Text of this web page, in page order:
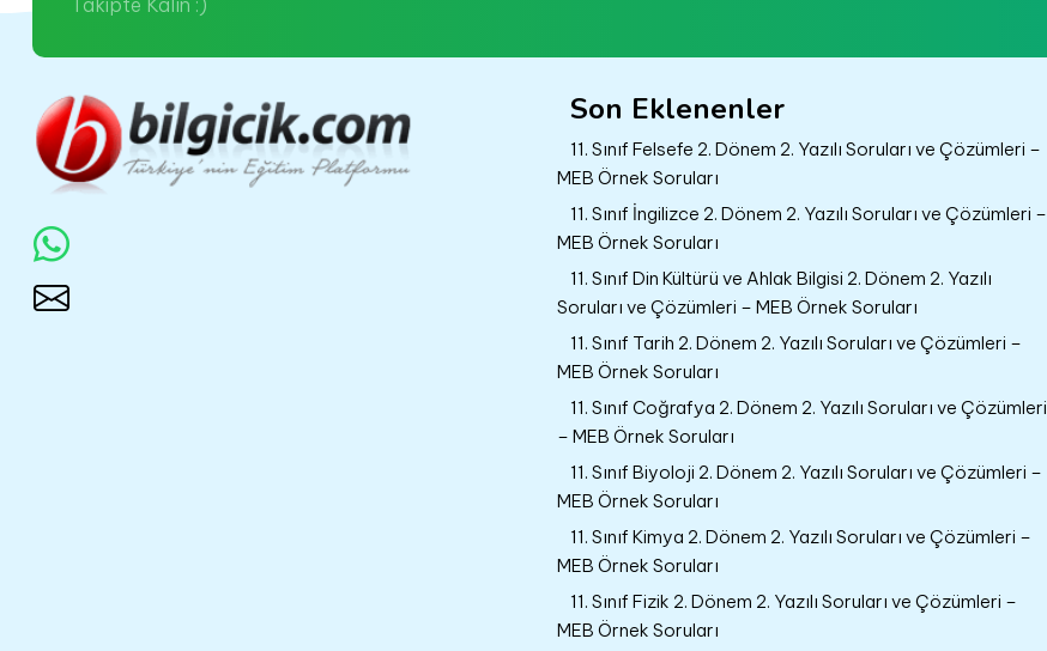
Takipte Kalın :)
Son Eklenenler
11. Sınıf Felsefe 2. Dönem 2. Yazılı Soruları ve Çözümleri –
MEB Örnek Soruları
11. Sınıf İngilizce 2. Dönem 2. Yazılı Soruları ve Çözümleri –
MEB Örnek Soruları
11. Sınıf Din Kültürü ve Ahlak Bilgisi 2. Dönem 2. Yazılı
Soruları ve Çözümleri – MEB Örnek Soruları
11. Sınıf Tarih 2. Dönem 2. Yazılı Soruları ve Çözümleri –
MEB Örnek Soruları
11. Sınıf Coğrafya 2. Dönem 2. Yazılı Soruları ve Çözümleri
– MEB Örnek Soruları
11. Sınıf Biyoloji 2. Dönem 2. Yazılı Soruları ve Çözümleri –
MEB Örnek Soruları
11. Sınıf Kimya 2. Dönem 2. Yazılı Soruları ve Çözümleri –
MEB Örnek Soruları
11. Sınıf Fizik 2. Dönem 2. Yazılı Soruları ve Çözümleri –
MEB Örnek Soruları